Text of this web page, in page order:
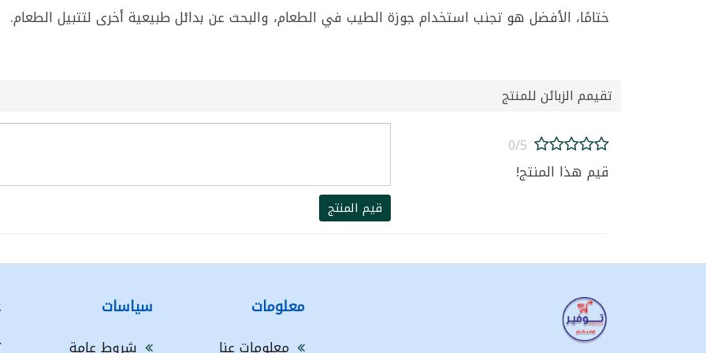
ختامًا، الأفضل هو تجنب استخدام جوزة الطيب في الطعام، والبحث عن بدائل طبيعية أخرى لتتبيل الطعام.
تقيمم الزبائن للمنتج
0/5
قيم هذا المنتج!
قيم المنتج
معلومات
معلومات عنا
سياسات
شروط عامة